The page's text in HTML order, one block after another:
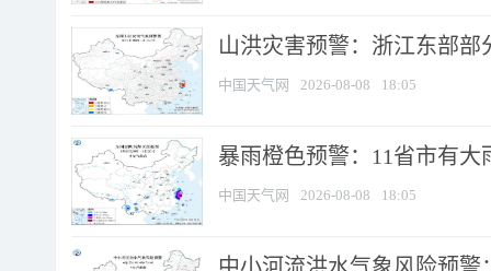
山洪灾害预警：浙江东部
中国天气网 2026-08-08 18:05
暴雨橙色预警：11省市有
中国天气网 2026-08-08 18:05